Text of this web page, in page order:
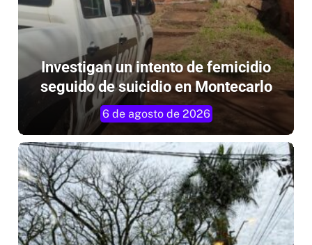
Investigan un intento de femicidio
seguido de suicidio en Montecarlo
6 de agosto de 2026